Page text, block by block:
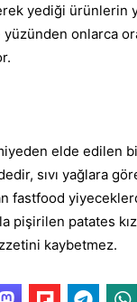
yediği ürünlerin
yüzünden onlarca
elde edilen
sıvı yağlara
fastfood
pişirilen patates
kaybetmez.